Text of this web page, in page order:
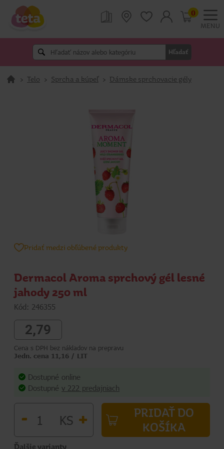
MENU
Hľadať
0
> Telo > Sprcha a kúpeľ > Dámske sprchovacie gély
Pridať medzi obľúbené produkty
Dermacol Aroma sprchový gél lesné
jahody 250 ml
Kód: 246355
2,79
Cena s DPH bez nákladov na prepravu
Jedn. cena 11,16 / LIT
Dostupné online
Dostupné v 222 predajniach
- KS +
PRIDAŤ DO
KOŠÍKA
Ďalšie varianty